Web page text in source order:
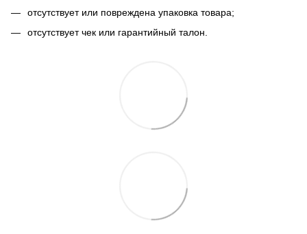
отсутствует или повреждена упаковка товара;
отсутствует чек или гарантийный талон.